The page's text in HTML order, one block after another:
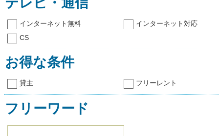
インターネット無料
インターネット対応
CS
お得な条件
貸主 フリーレント
フリーワード